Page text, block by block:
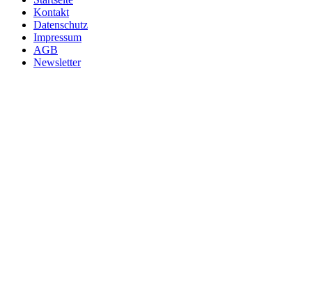
Kontakt
Datenschutz
Impressum
AGB
Newsletter